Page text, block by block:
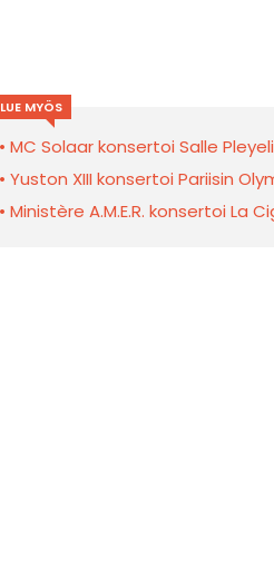
LUE MYÖS
MC Solaar konsertoi Salle
Yuston XIII konsertoi Pariisin
Ministère A.M.E.R. konsertoi La